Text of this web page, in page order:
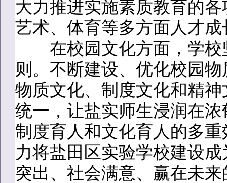
大力推进实施素质教育的
艺术、体育等多方面人才
在校园文化方面，学校
则。不断建设、优化校园
物质文化、制度文化和精
统一，让盐实师生浸润在
制度育人和文化育人的多
力将盐田区实验学校建设
突出、社会满意、赢在未